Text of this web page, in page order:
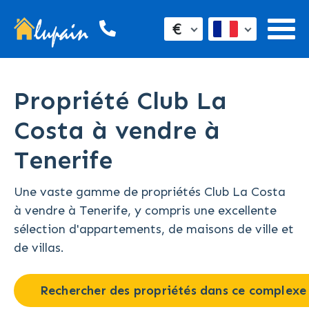
€
Propriété Club La
Costa à vendre à
Tenerife
Une vaste gamme de propriétés Club La Costa
à vendre à Tenerife, y compris une excellente
sélection d'appartements, de maisons de ville et
de villas.
Rechercher des propriétés dans ce complexe